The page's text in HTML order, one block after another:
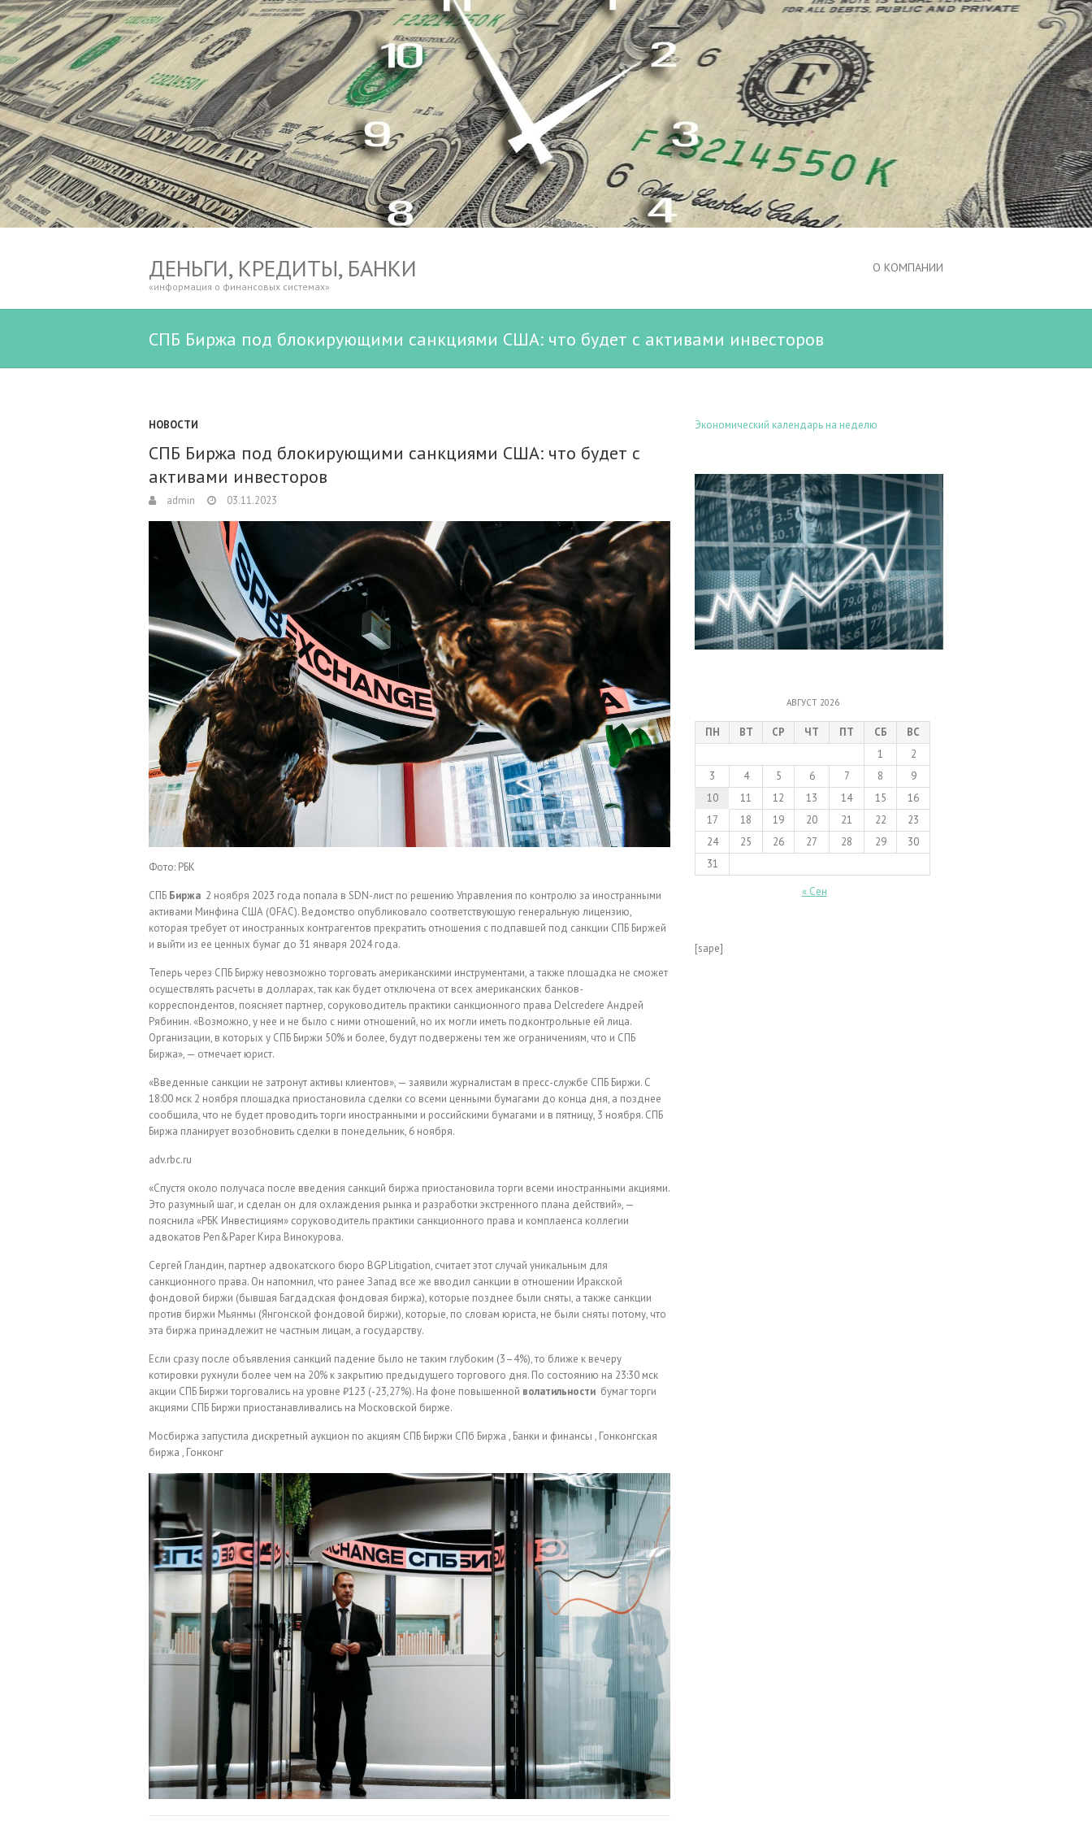
ДЕНЬГИ, КРЕДИТЫ, БАНКИ
«информация о финансовых системах»
О КОМПАНИИ
СПБ Биржа под блокирующими санкциями США: что будет с активами инвесторов
НОВОСТИ
СПБ Биржа под блокирующими санкциями США: что будет с
активами инвесторов
admin 03.11.2023
Фото: РБК
СПБ Биржа 2 ноября 2023 года попала в SDN-лист по решению Управления по контролю за иностранными
активами Минфина США (OFAC). Ведомство опубликовало соответствующую генеральную лицензию,
которая требует от иностранных контрагентов прекратить отношения с подпавшей под санкции СПБ Биржей
и выйти из ее ценных бумаг до 31 января 2024 года.
Теперь через СПБ Биржу невозможно торговать американскими инструментами, а также площадка не сможет
осуществлять расчеты в долларах, так как будет отключена от всех американских банков-
корреспондентов, поясняет партнер, соруководитель практики санкционного права Delcredere Андрей
Рябинин. «Возможно, у нее и не было с ними отношений, но их могли иметь подконтрольные ей лица.
Организации, в которых у СПБ Биржи 50% и более, будут подвержены тем же ограничениям, что и СПБ
Биржа», — отмечает юрист.
«Введенные санкции не затронут активы клиентов», — заявили журналистам в пресс-службе СПБ Биржи. С
18:00 мск 2 ноября площадка приостановила сделки со всеми ценными бумагами до конца дня, а позднее
сообщила, что не будет проводить торги иностранными и российскими бумагами и в пятницу, 3 ноября. СПБ
Биржа планирует возобновить сделки в понедельник, 6 ноября.
adv.rbc.ru
«Спустя около получаса после введения санкций биржа приостановила торги всеми иностранными акциями.
Это разумный шаг, и сделан он для охлаждения рынка и разработки экстренного плана действий», —
пояснила «РБК Инвестициям» соруководитель практики санкционного права и комплаенса коллегии
адвокатов Pen&Paper Кира Винокурова.
Сергей Гландин, партнер адвокатского бюро BGP Litigation, считает этот случай уникальным для
санкционного права. Он напомнил, что ранее Запад все же вводил санкции в отношении Иракской
фондовой биржи (бывшая Багдадская фондовая биржа), которые позднее были сняты, а также санкции
против биржи Мьянмы (Янгонской фондовой биржи), которые, по словам юриста, не были сняты потому, что
эта биржа принадлежит не частным лицам, а государству.
Если сразу после объявления санкций падение было не таким глубоким (3–4%), то ближе к вечеру
котировки рухнули более чем на 20% к закрытию предыдущего торгового дня. По состоянию на 23:30 мск
акции СПБ Биржи торговались на уровне ₽123 (-23,27%). На фоне повышенной волатильности бумаг торги
акциями СПБ Биржи приостанавливались на Московской бирже.
Мосбиржа запустила дискретный аукцион по акциям СПБ Биржи СПб Биржа , Банки и финансы , Гонконгская
биржа , Гонконг
Экономический календарь на неделю
АВГУСТ 2026
ПН ВТ СР ЧТ ПТ СБ
ВС
1
2
3
4 5 6 7 8
9
10
11 12 13 14 15
16
17
18 19 20 21 22
23
24
25 26 27 28 29
30
31
« Сен
[sape]